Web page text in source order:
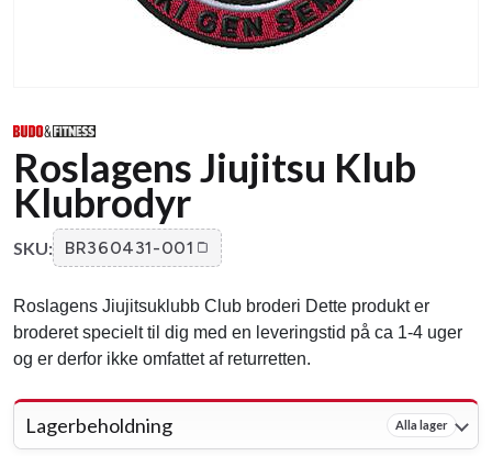
Roslagens Jiujitsu Klub
Klubrodyr
SKU: BR360431-001
Roslagens Jiujitsuklubb Club broderi Dette produkt er
broderet specielt til dig med en leveringstid på ca 1-4 uger
og er derfor ikke omfattet af returretten.
Lagerbeholdning Alla lager